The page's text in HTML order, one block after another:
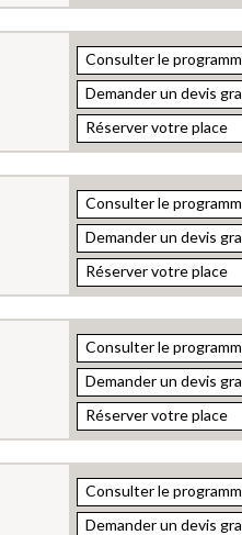
Consulter le
Demander un devis
Réserver votre place
Consulter le
Demander un devis
Réserver votre place
Consulter le
Demander un devis
Réserver votre place
Consulter le
Demander un devis